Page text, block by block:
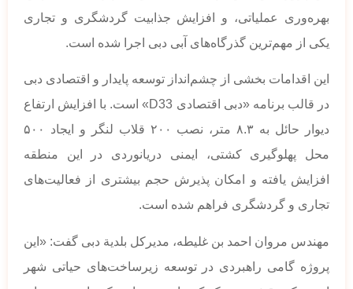
بهره‌وری عملیاتی، و افزایش جذابیت گردشگری و تجاری
یکی از مهم‌ترین گذرگاه‌های آبی دبی اجرا شده است.
این اقدامات بخشی از چشم‌انداز توسعه پایدار و اقتصادی دبی
در قالب برنامه «دبی اقتصادی D33» است. با افزایش ارتفاع
دیوار حائل به ۸.۳ متر، نصب ۲۰۰ قلاب لنگر و ایجاد ۵۰۰
محل پهلوگیری کشتی، ایمنی دریانوردی در این منطقه
افزایش یافته و امکان پذیرش حجم بیشتری از فعالیت‌های
تجاری و گردشگری فراهم شده است.
مهندس مروان احمد بن غلیطه، مدیرکل بلدیة دبی گفت: «این
پروژه گامی راهبردی در توسعه زیرساخت‌های حیاتی شهر